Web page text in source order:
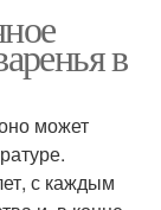
в
может
с каждым